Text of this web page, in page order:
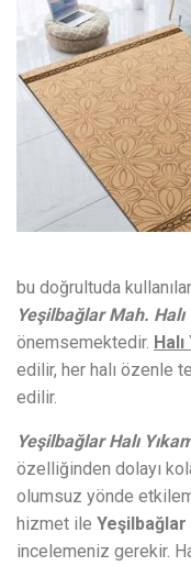
bu doğrultuda
Yeşilbağlar Mah. Halı
önemsemektedir. Halı
edilir, her halı özenle
edilir.
Yeşilbağlar Halı
özelliğinden dolayı
olumsuz yönde
hizmet ile Yeşilbağlar
incelemeniz gerekir.